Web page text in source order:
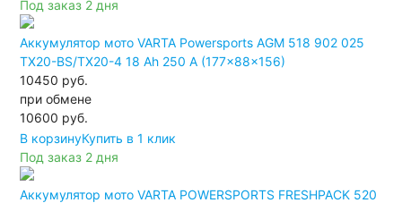
Под заказ 2 дня
Аккумулятор мото VARTA Powersports AGM 518 902 025
TX20-BS/TX20-4 18 Ah 250 A (177x88x156)
10450 руб.
при обмене
10600 руб.
В корзинуКупить в 1 клик
Под заказ 2 дня
Аккумулятор мото VARTA POWERSPORTS FRESHPACK 520